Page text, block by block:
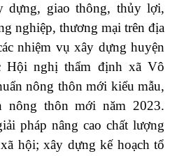
dựng, giao thông, thủy lợi,
nghiệp, thương mại trên địa
nhiệm vụ xây dựng huyện
Hội nghị thẩm định xã Vô
nông thôn mới kiểu mẫu,
nông thôn mới năm 2023.
pháp nâng cao chất lượng
hội; xây dựng kế hoạch tổ